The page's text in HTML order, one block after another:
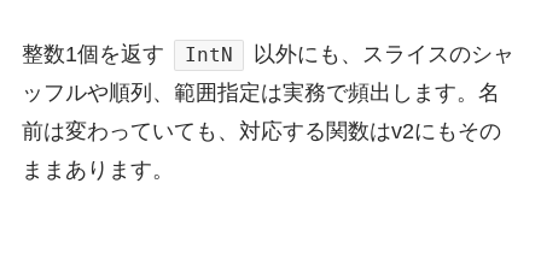
整数1個を返す IntN
以外にも、スライスのシャ
ッフルや順列、範囲指定は実務で頻出します。名
前は変わっていても、対応する関数はv2にもその
ままあります。